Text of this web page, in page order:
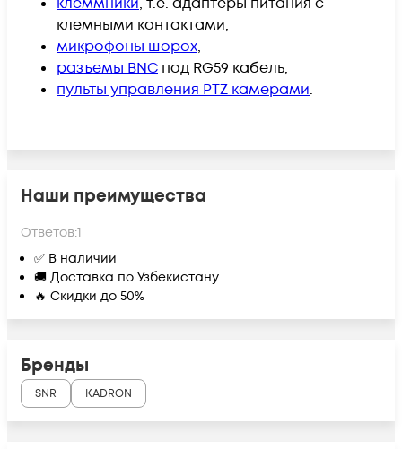
клемными контактами,
микрофоны шорох,
разъемы BNC под RG59 кабель,
пульты управления PTZ камерами.
Наши преимущества
Ответов:1
✅ В наличии
🚚 Доставка по Узбекистану
🔥 Скидки до 50%
Бренды
SNR KADRON